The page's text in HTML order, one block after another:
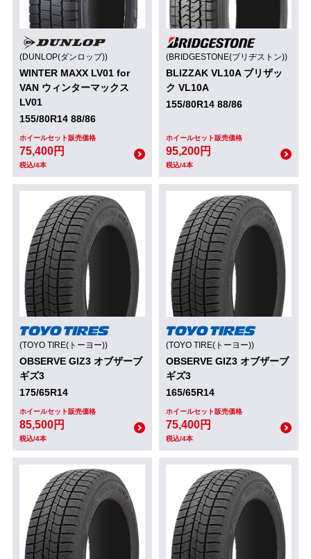
(DUNLOP(ダンロップ))
WINTER MAXX LV01 for
VAN ウィンターマックス
LV01
155/80R14 88/86
ホイールセット販売価格
75,400円
税込/4本
(BRIDGESTONE(ブリヂストン))
BLIZZAK VL10A ブリザッ
ク VL10A
155/80R14 88/86
ホイールセット販売価格
95,200円
税込/4本
(TOYO TIRE(トーヨー))
OBSERVE GIZ3 オブザーブ
ギズ3
175/65R14
ホイールセット販売価格
85,500円
税込/4本
(TOYO TIRE(トーヨー))
OBSERVE GIZ3 オブザーブ
ギズ3
165/65R14
ホイールセット販売価格
75,400円
税込/4本